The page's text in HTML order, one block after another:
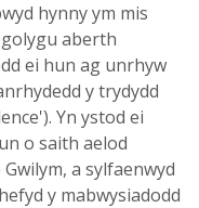
hynny ym mis
aberth
ei hun ag unrhyw
y trydydd
Yn ystod ei
o saith aelod
a sylfaenwyd
y mabwysiadodd